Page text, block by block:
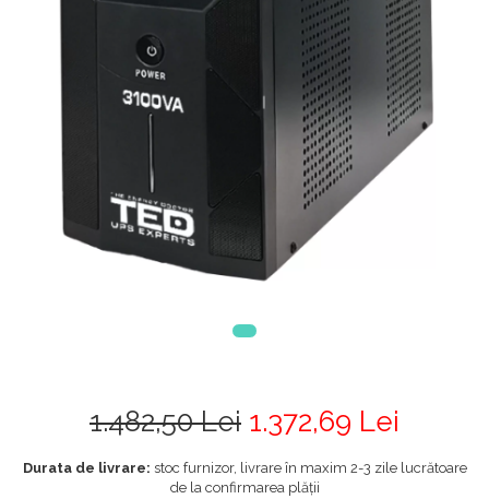
1.482,50 Lei 1.372,69 Lei
Durata de livrare: stoc furnizor, livrare în maxim 2-3 zile lucrătoare
de la confirmarea plății